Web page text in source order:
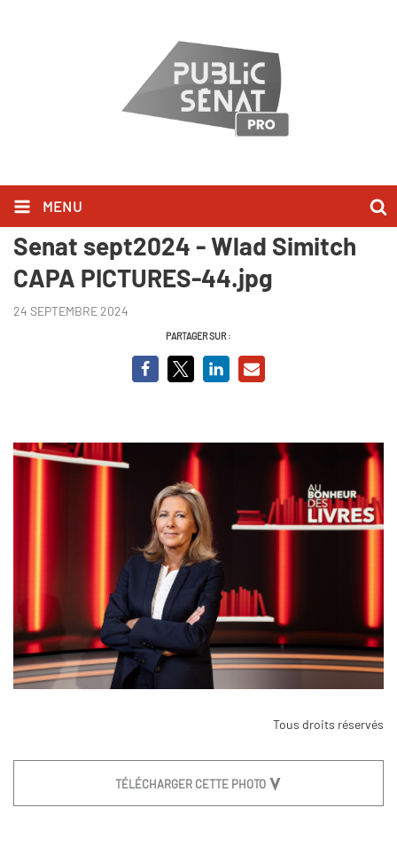
MENU
Portraits Claire Chazal Public
Senat sept2024 - Wlad Simitch
CAPA PICTURES-44.jpg
24 SEPTEMBRE 2024
PARTAGER SUR :
Tous droits réservés
TÉLÉCHARGER CETTE PHOTO